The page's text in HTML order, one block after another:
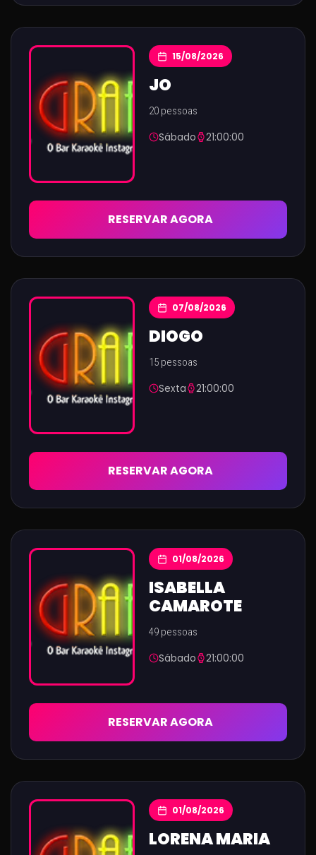
15/08/2026
JO
20 pessoas
Sábado 21:00:00
RESERVAR AGORA
07/08/2026
DIOGO
15 pessoas
Sexta 21:00:00
RESERVAR AGORA
01/08/2026
ISABELLA
CAMAROTE
49 pessoas
Sábado 21:00:00
RESERVAR AGORA
01/08/2026
LORENA MARIA